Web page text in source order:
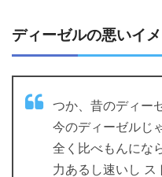
ディーゼルの悪いイ
つか、昔のディー
今のディーゼルじ
全く比べもんにな
力あるし速いし ス